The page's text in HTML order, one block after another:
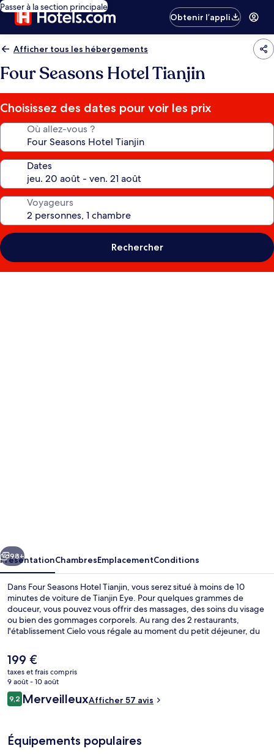
Passer à la section principale
Obtenir l’appli
Afficher tous les hébergements
Four Seasons Hotel Tianjin
Choisissez des dates pour voir les prix
Où allez-vous ?
Dates
Voyageurs
Rechercher
Suivant
98+
PrésentationChambresEmplacementConditions
Dans Four Seasons Hotel Tianjin, vous serez situé à moins de 10
minutes de voiture de Tianjin Eye. Pour quelques grammes de
douceur, vous pouvez vous offrir des massages, des soins du visage
ou bien des gommages corporels. Au rang des 2 restaurants,
l'établissement Cielo vous régale au moment du petit déjeuner, du
couverte, une piscine extérieure et un bar / salon. L'hébergement
se situe à une très courte distance à pied des transports publics :
Station Yingkoudao se trouve à 6 min et Station Hepinglu, à 15 min.
Le
prix
actuel
est
de
199 €
taxes et frais compris
9 août - 10 août
Avis
voyageurs
9,29,2 sur 10
MerveilleuxAfficher 57 avis
Équipements populaires